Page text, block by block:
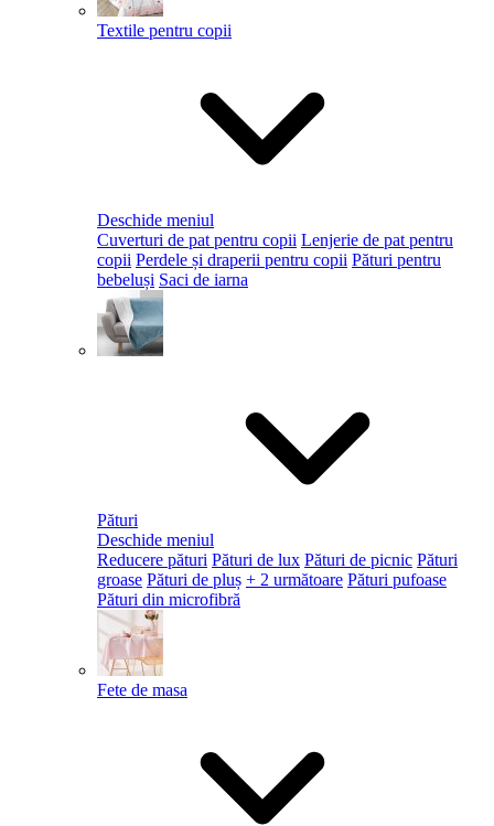
Textile pentru copii
Deschide meniul
Cuverturi de pat pentru copii Lenjerie de pat pentru
copii Perdele și draperii pentru copii Pături pentru
bebeluși Saci de iarna
Pături
Deschide meniul
Reducere pături Pături de lux Pături de picnic Pături
groase Pături de pluș + 2 următoare Pături pufoase
Pături din microfibră
Fete de masa